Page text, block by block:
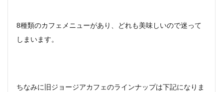
8種類のカフェメニューがあり、どれも美味しいので迷って
しまいます。
ちなみに旧ジョージアカフェのラインナップは下記になりま